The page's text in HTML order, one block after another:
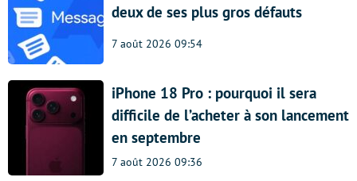
deux de ses plus gros défauts
7 août 2026 09:54
iPhone 18 Pro : pourquoi il sera
difficile de l’acheter à son lancement
en septembre
7 août 2026 09:36